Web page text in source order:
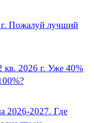
г. Пожалуй лучший
кв. 2026 г. Уже 40%
2026-2027. Где